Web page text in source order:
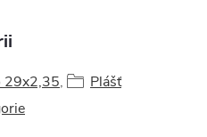
29x2,35,
Plášť